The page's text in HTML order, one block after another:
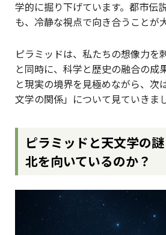
学的に掘り下げています。都市伝
も、冷静な視点で向き合うことが
ピラミッドは、私たちの想像力を
と同時に、科学と歴史の融合の成
と現実の境界を見極めながら、次
文学の関係」について見ていきま
ピラミッドと天文学の
北を向いているのか？